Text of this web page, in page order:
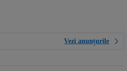
Vezi anunțurile